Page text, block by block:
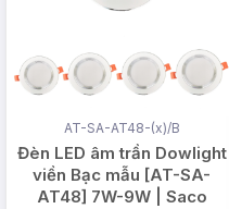
AT-SA-AT48-(x)/B
Đèn LED âm trần Dowlight
viền Bạc mẫu [AT-SA-
AT48] 7W-9W | Saco